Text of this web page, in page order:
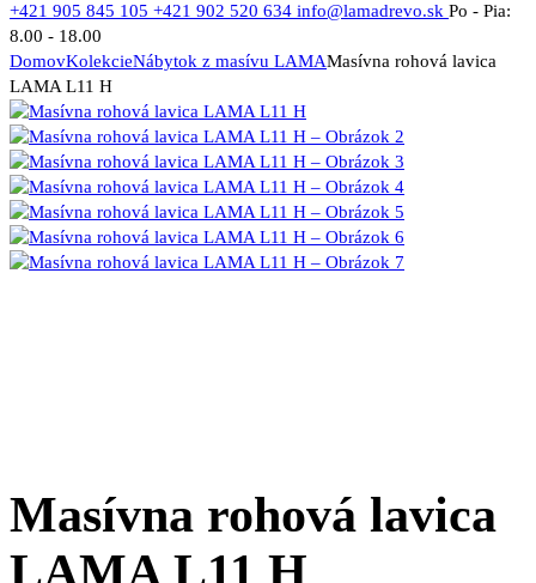
+421 905 845 105 +421 902 520 634 info@lamadrevo.sk Po - Pia:
8.00 - 18.00
DomovKolekcieNábytok z masívu LAMAMasívna rohová lavica
LAMA L11 H
Masívna rohová lavica
LAMA L11 H